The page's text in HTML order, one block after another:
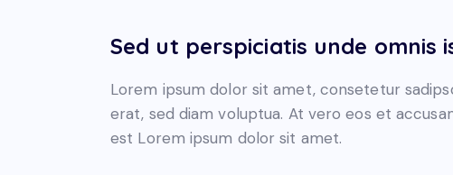
Sed ut perspiciatis unde omnis
Lorem ipsum dolor sit amet, consetetur
erat, sed diam voluptua. At vero eos et
est Lorem ipsum dolor sit amet.